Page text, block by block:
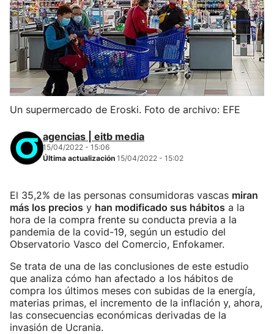
Un supermercado de Eroski. Foto de archivo: EFE
agencias | eitb media
15/04/2022 - 15:06
Última actualización 15/04/2022 - 15:02
El 35,2% de las personas consumidoras vascas miran
más los precios y han modificado sus hábitos a la
hora de la compra frente su conducta previa a la
pandemia de la covid-19, según un estudio del
Observatorio Vasco del Comercio, Enfokamer.
Se trata de una de las conclusiones de este estudio
que analiza cómo han afectado a los hábitos de
compra los últimos meses con subidas de la energía,
materias primas, el incremento de la inflación y, ahora,
las consecuencias económicas derivadas de la
invasión de Ucrania.